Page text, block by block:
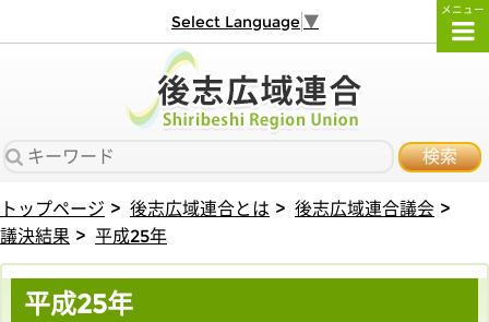
メニュー
Select Language ▼
検索
トップページ 後志広域連合とは
後志広域連合議会
議決結果
平成25年
平成25年